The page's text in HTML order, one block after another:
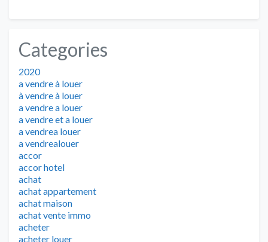
Categories
2020
a vendre à louer
à vendre à louer
a vendre a louer
a vendre et a louer
a vendrea louer
a vendrealouer
accor
accor hotel
achat
achat appartement
achat maison
achat vente immo
acheter
acheter louer